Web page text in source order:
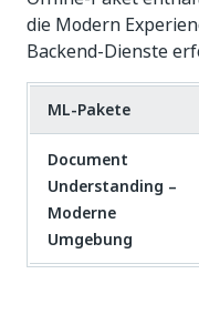
die Modern
Backend-Dienste
ML-Pakete
Document
Understanding –
Moderne
Umgebung